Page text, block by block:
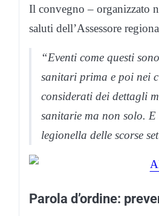
Il convegno – organizzato
saluti dell’Assessore
“Eventi come questi
sanitari prima e poi nei
considerati dei dettagli
sanitarie ma non solo.
legionella delle scorse
Parola d’ordine: